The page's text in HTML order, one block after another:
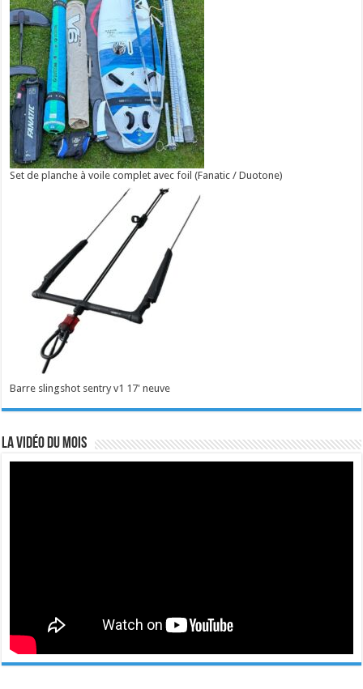
Set de planche à voile complet avec foil (Fanatic / Duotone)
Barre slingshot sentry v1 17' neuve
La vidéo du mois